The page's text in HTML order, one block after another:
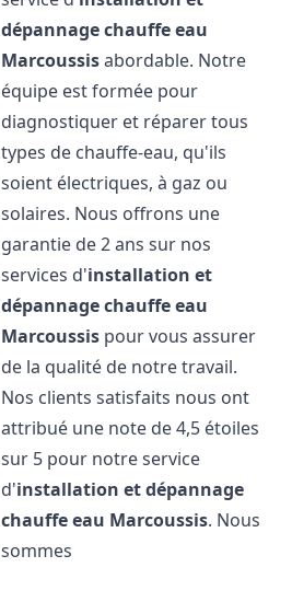
dépannage chauffe eau
Marcoussisabordable. Notre
équipe est formée pour
diagnostiquer et réparer tous
types de chauffe-eau, qu'ils
soient électriques, à gaz ou
solaires. Nous offrons une
garantie de 2 ans sur nos
services d'installation et
dépannage chauffe eau
Marcoussis pour vous assurer
de la qualité de notre travail.
Nos clients satisfaits nous ont
attribué une note de 4,5 étoiles
sur 5 pour notre service
d'installation et dépannage
chauffe eau Marcoussis. Nous
sommes